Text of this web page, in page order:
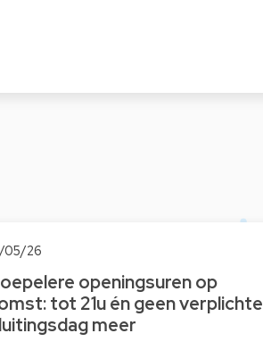
05/26
openingsuren op
tot 21u én geen verplichte
meer